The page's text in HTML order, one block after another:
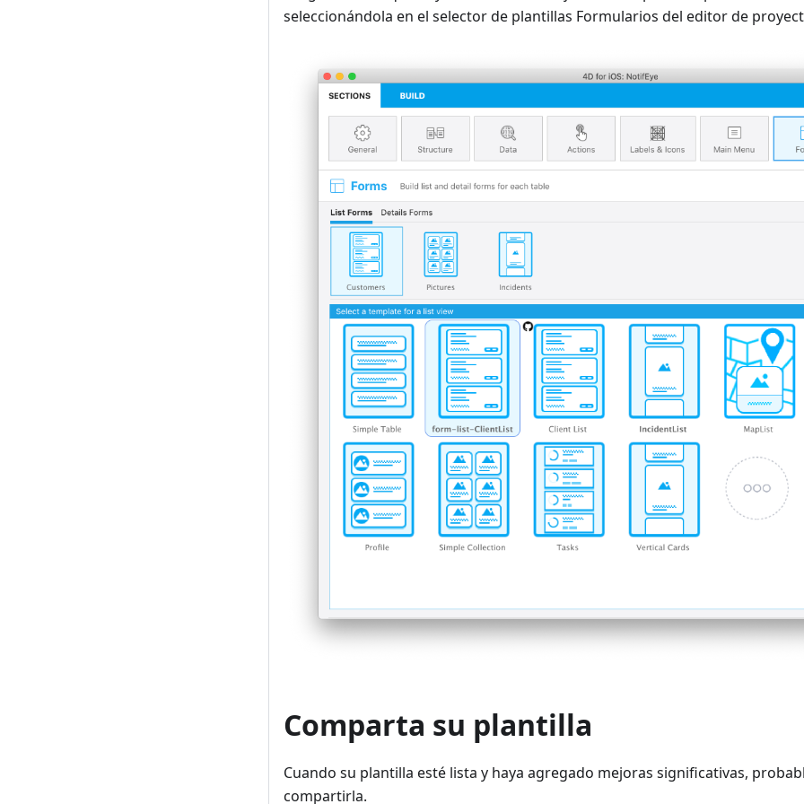
seleccionándola en el selector de plantillas Formularios del editor de
Comparta su plantilla
Cuando su plantilla esté lista y haya agregado mejoras significativas,
compartirla.